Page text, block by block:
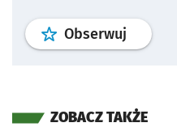
Obserwuj profil
ZOBACZ TAKŻE